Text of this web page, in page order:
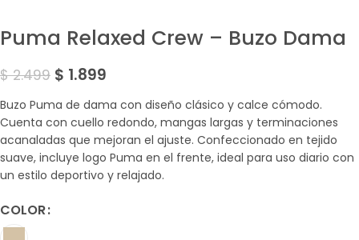
Puma Relaxed Crew – Buzo Dama
$2.499 $ 1.899
Buzo Puma de dama con diseño clásico y calce cómodo.
Cuenta con cuello redondo, mangas largas y terminaciones
acanaladas que mejoran el ajuste. Confeccionado en tejido
suave, incluye logo Puma en el frente, ideal para uso diario con
un estilo deportivo y relajado.
COLOR